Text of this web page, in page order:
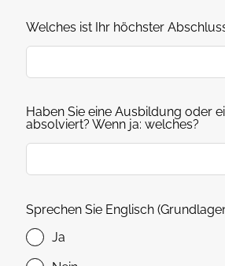
Welches ist Ihr höchster
Haben Sie eine Ausbildung oder
absolviert? Wenn ja: welches?
Sprechen Sie Englisch
Ja